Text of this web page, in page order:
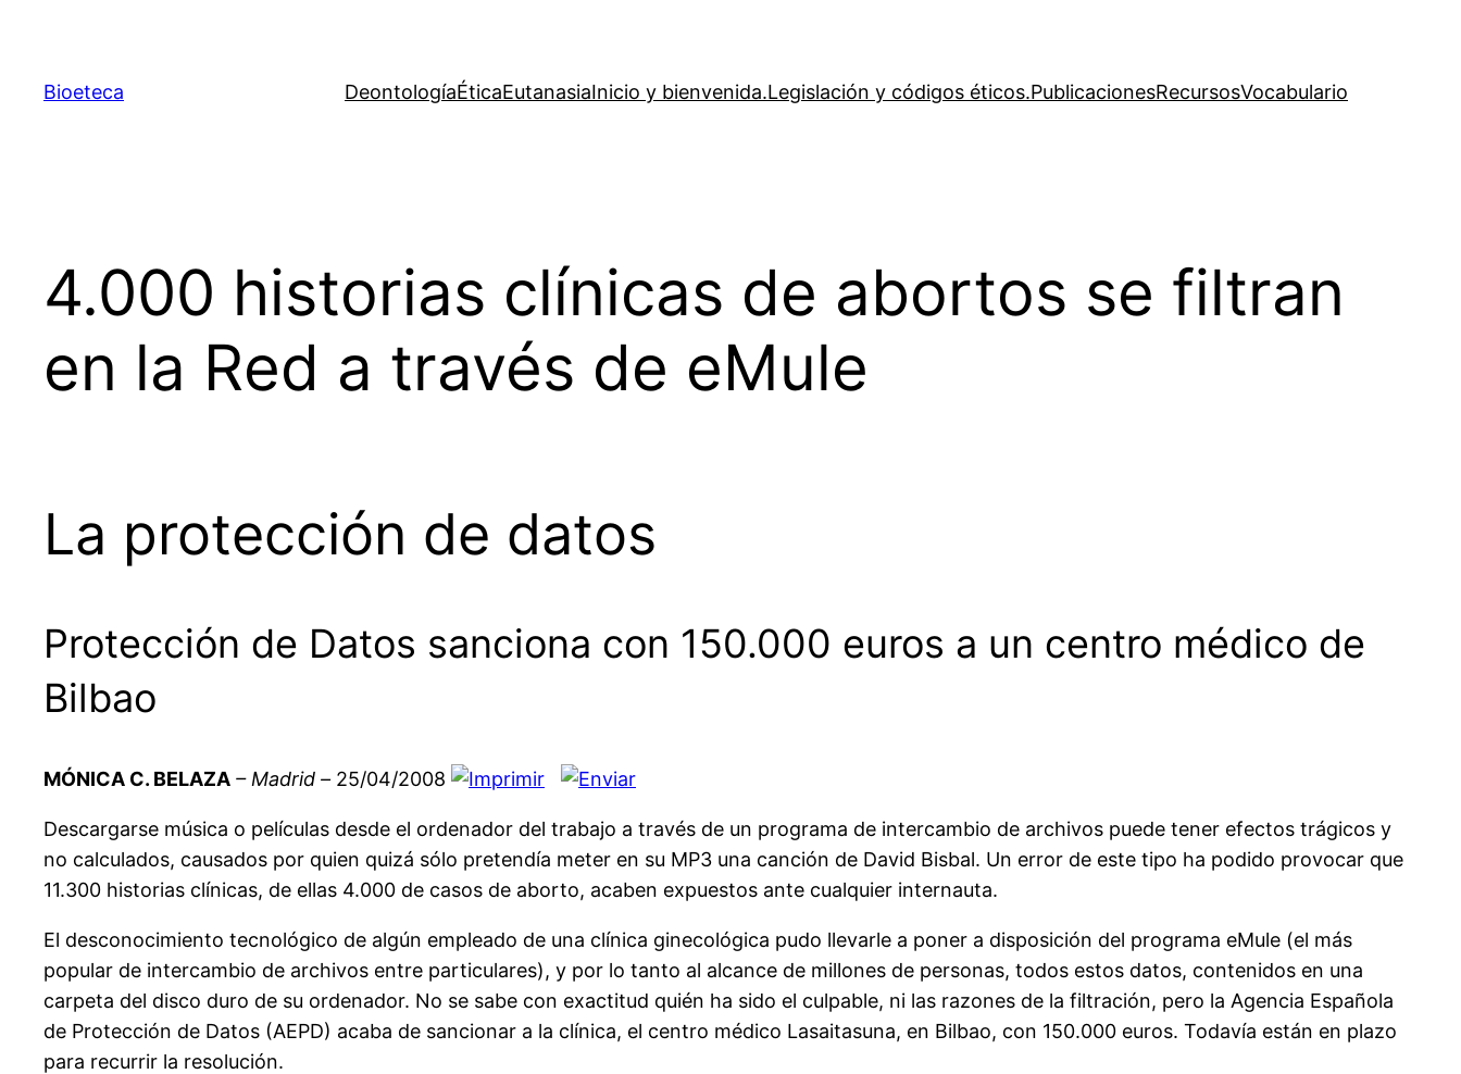
contenido
Bioeteca DeontologíaÉticaEutanasiaInicio y bienvenida.Legislación y códigos éticos.PublicacionesRecursosVocabulario
4.000 historias clínicas de abortos se filtran
en la Red a través de eMule
La protección de datos
Protección de Datos sanciona con 150.000 euros a un centro médico de
Bilbao
MÓNICA C. BELAZA – Madrid – 25/04/2008
Descargarse música o películas desde el ordenador del trabajo a través de un programa de intercambio de archivos puede tener efectos trágicos y
no calculados, causados por quien quizá sólo pretendía meter en su MP3 una canción de David Bisbal. Un error de este tipo ha podido provocar que
11.300 historias clínicas, de ellas 4.000 de casos de aborto, acaben expuestos ante cualquier internauta.
El desconocimiento tecnológico de algún empleado de una clínica ginecológica pudo llevarle a poner a disposición del programa eMule (el más
popular de intercambio de archivos entre particulares), y por lo tanto al alcance de millones de personas, todos estos datos, contenidos en una
carpeta del disco duro de su ordenador. No se sabe con exactitud quién ha sido el culpable, ni las razones de la filtración, pero la Agencia Española
de Protección de Datos (AEPD) acaba de sancionar a la clínica, el centro médico Lasaitasuna, en Bilbao, con 150.000 euros. Todavía están en plazo
para recurrir la resolución.